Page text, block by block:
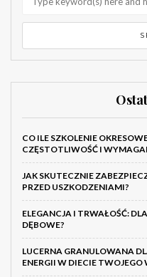
CO ILE SZKOLENIE
CZĘSTOTLIWOŚĆ I
JAK SKUTECZNIE
PRZED USZKODZENIAMI?
ELEGANCJA I TRWAŁOŚĆ:
DĘBOWE?
LUCERNA GRANULOWANA
ENERGII W DIECIE